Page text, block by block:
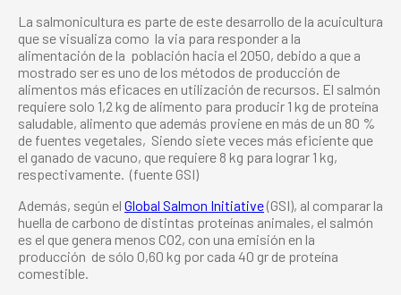
La salmonicultura es parte de este desarrollo de la acuicultura
que se visualiza como la via para responder a la
alimentación de la población hacia el 2050, debido a que a
mostrado ser es uno de los métodos de producción de
alimentos más eficaces en utilización de recursos. El salmón
requiere solo 1,2 kg de alimento para producir 1 kg de proteína
saludable, alimento que además proviene en más de un 80 %
de fuentes vegetales, Siendo siete veces más eficiente que
el ganado de vacuno, que requiere 8 kg para lograr 1 kg,
respectivamente. (fuente GSI)
Además, según el Global Salmon Initiative(GSI), al comparar la
huella de carbono de distintas proteínas animales, el salmón
es el que genera menos CO2, con una emisión en la
producción de sólo 0,60 kg por cada 40 gr de proteína
comestible.